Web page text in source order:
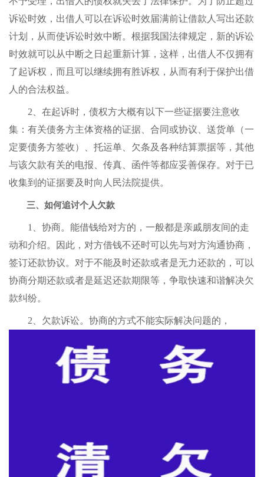
诉讼时效，出借人可以在诉讼时效届满前让借款人写出还款
计划，从而使诉讼时效中断。根据我国法律规定，新的诉讼
时效就可以从中断之日起重新计算，这样，出借人不仅拥有
了起诉权，而且可以继续拥有胜诉权，从而有利于保护出借
人的合法权益。
2、在起诉时，债权方大概有以下一些证据要注意收
集：有关债务方主体资格的证据、合同或协议、送货单（一
定要债务方签收）、托运单、欠条及各种结算票据等，其他
与该欠款有关的电报、传真、函件等都应妥善保存。对于已
收集到的证据要及时向人民法院提供。
三、如何追讨个人欠款
1、协商。能借钱给对方的，一般都是亲戚朋友间的走
动和介绍。因此，对方借钱不还时可以先与对方沟通协商，
签订还款协议。对于不能及时还款或者是无力还款的，可以
协商分期还款或者是延迟还款期限等，争取快速和谐解决欠
款纠纷。
2、欠款诉讼。协商的方式不能实际解决问题的，